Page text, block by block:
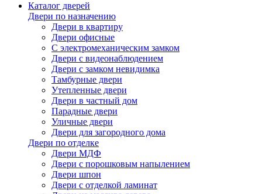
Каталог дверей
Двери по назначению
Двери в квартиру
Двери офисные
С электромеханическим замком
Двери с видеонаблюдением
Двери с замком невидимка
Тамбурные двери
Утепленные двери
Двери в частный дом
Парадные двери
Уличные двери
Двери для загородного дома
Двери по отделке
Двери МДФ
Двери с порошковым напылением
Двери шпон
Двери с отделкой ламинат